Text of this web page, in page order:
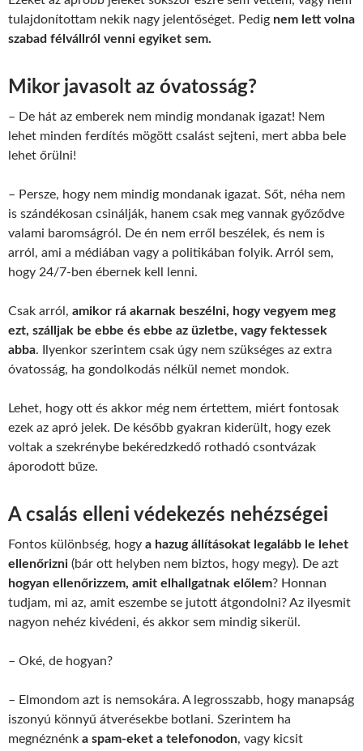
tulajdonítottam nekik nagy jelentőséget. Pedig nem lett volna
szabad félvállról venni egyiket sem.
Mikor javasolt az óvatosság?
– De hát az emberek nem mindig mondanak igazat! Nem
lehet minden ferdítés mögött csalást sejteni, mert abba bele
lehet őrülni!
– Persze, hogy nem mindig mondanak igazat. Sőt, néha nem
is szándékosan csinálják, hanem csak meg vannak győződve
valami baromságról. De én nem erről beszélek, és nem is
arról, ami a médiában vagy a politikában folyik. Arról sem,
hogy 24/7-ben ébernek kell lenni.
Csak arról, amikor rá akarnak beszélni, hogy vegyem meg
ezt, szálljak be ebbe és ebbe az üzletbe, vagy fektessek
abba. Ilyenkor szerintem csak úgy nem szükséges az extra
óvatosság, ha gondolkodás nélkül nemet mondok.
Lehet, hogy ott és akkor még nem értettem, miért fontosak
ezek az apró jelek. De később gyakran kiderült, hogy ezek
voltak a szekrénybe bekéredzkedő rothadó csontvázak
áporodott bűze.
A csalás elleni védekezés nehézségei
Fontos különbség, hogy a hazug állításokat legalább le lehet
ellenőrizni (bár ott helyben nem biztos, hogy megy). De azt
hogyan ellenőrizzem, amit elhallgatnak előlem? Honnan
tudjam, mi az, amit eszembe se jutott átgondolni? Az ilyesmit
nagyon nehéz kivédeni, és akkor sem mindig sikerül.
– Oké, de hogyan?
– Elmondom azt is nemsokára. A legrosszabb, hogy manapság
iszonyú könnyű átverésekbe botlani. Szerintem ha
megnéznénk a spam-eket a telefonodon, vagy kicsit